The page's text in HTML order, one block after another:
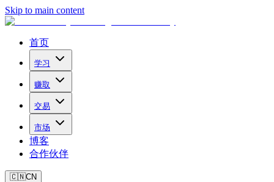
Skip to main content
首页
学习
赚取
交易
市场
博客
合作伙伴
🇨🇳CN